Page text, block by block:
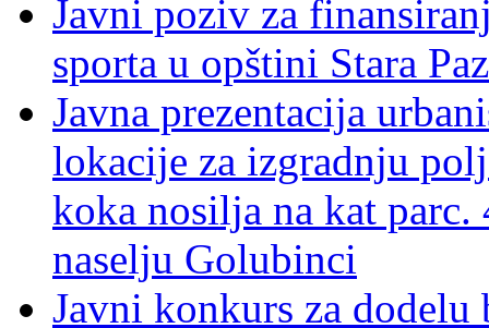
Javni poziv za
sporta u opštini Stara
Javna prezentacija
lokacije za izgradnju
koka nosilja na kat
naselju Golubinci
Javni konkurs za dodelu